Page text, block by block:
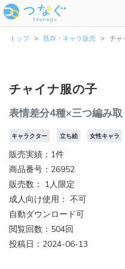
トップ 既存・キャラ販売 チャ
チャイナ服の子
表情差分4種×三つ編み
キャラクター 立ち絵 女性キャラ
販売実績：1件
商品番号：26952
販売数： 1人限定
成人向け使用： 不可
自動ダウンロード可
閲覧回数：504回
投稿日：2024-06-13